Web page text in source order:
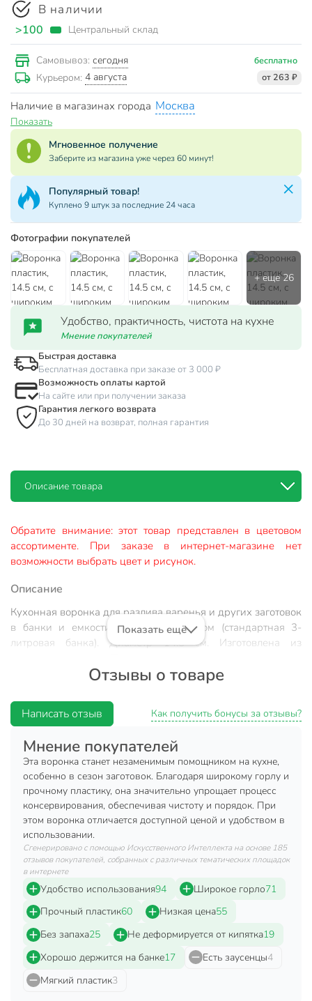
В наличии
>100 Центральный склад
Самовывоз: сегодня бесплатно
Курьером: 4 августа от 263 ₽
Наличие в магазинах города Москва
Показать
Мгновенное получение
Заберите из магазина уже через 60 минут!
Популярный товар!
Куплено 9 штук за последние 24 часа
Фотографии покупателей
Удобство, практичность, чистота на кухне
Мнение покупателей
Быстрая доставка
Бесплатная доставка при заказе от 3 000 ₽
Возможность оплаты картой
На сайте или при получении заказа
Гарантия легкого возврата
До 30 дней на возврат, полная гарантия
Описание товара
Обратите внимание: этот товар представлен в цветовом
ассортименте. При заказе в интернет-магазине нет
возможности выбрать цвет и рисунок.
Описание
Кухонная воронка для разлива варенья и других заготовок
в банки и емкости с широким горлом (стандартная 3-
литровая банка). Диаметр 14.5 см. Изготовлена из
Диаметр отверстия: 65 мм
Техническая информация
Диаметр, см
Материал
пластик
Бренд
Полимербыт
Страна производства
Россия
Особенности
с широким горлом
Артикул производителя
Модель
С284
Вес в упаковке
30 г
Габариты упаковки
8 x 14 x 17 см
Показать ещё
Отзывы о товаре
Написать отзыв Как получить бонусы за отзывы?
Мнение покупателей
Эта воронка станет незаменимым помощником на кухне,
особенно в сезон заготовок. Благодаря широкому горлу и
прочному пластику, она значительно упрощает процесс
консервирования, обеспечивая чистоту и порядок. При
этом воронка отличается доступной ценой и удобством в
использовании.
Сгенерировано с помощью Искусственного Интеллекта на основе 185
отзывов покупателей, собранных с различных тематических площадок
в интернете
Удобство использования94 Широкое горло71
Прочный пластик60 Низкая цена55
Без запаха25 Не деформируется от кипятка19
Хорошо держится на банке17 Есть заусенцы4
Мягкий пластик3